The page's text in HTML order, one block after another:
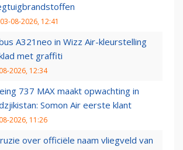
03-08-2026, 12:41
A321neo in Wizz Air-kleurstelling
met graffiti
2026, 12:34
737 MAX maakt opwachting in
Somon Air eerste klant
2026, 11:26
over officiële naam vliegveld van